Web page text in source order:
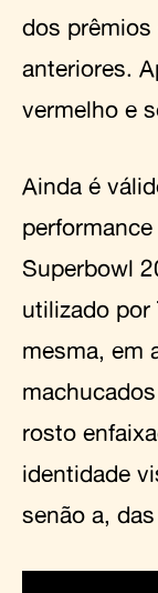
dos prêmios
anteriores.
vermelho e
Ainda é
Superbowl
utilizado por
mesma, em
rosto
identidade
senão a,